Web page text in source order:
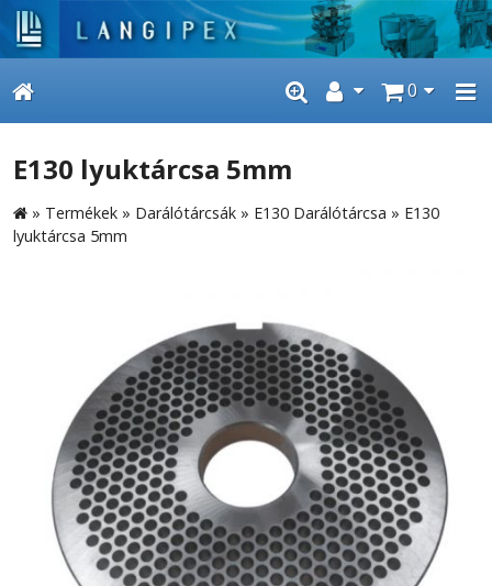
0
E130 lyuktárcsa 5mm
» Termékek » Darálótárcsák » E130 Darálótárcsa » E130
lyuktárcsa 5mm